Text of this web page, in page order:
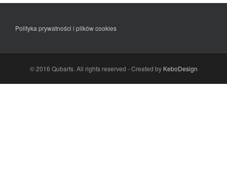
Polityka prywatności i plików cookies
© 2016 Qubarts. All rights reserved - Created by KeboDesign